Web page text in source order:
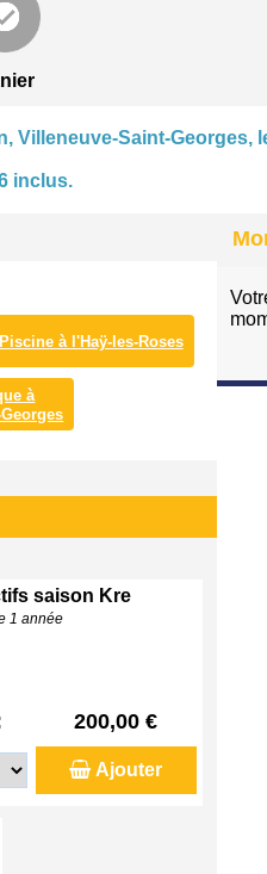
CENTRE
PATINOIRE
Saint-Georges,
inclus.
Piscine à l'Haÿ-les-Roses
à
saison Kre
1 année
200,00 €
Ajouter